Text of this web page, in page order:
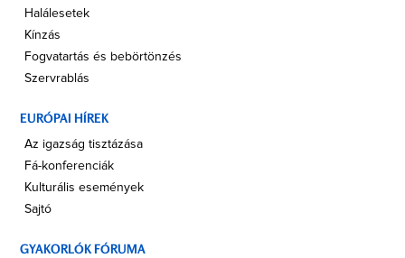
Halálesetek
Kínzás
Fogvatartás és bebörtönzés
Szervrablás
EURÓPAI HÍREK
Az igazság tisztázása
Fá-konferenciák
Kulturális események
Sajtó
GYAKORLÓK FÓRUMA